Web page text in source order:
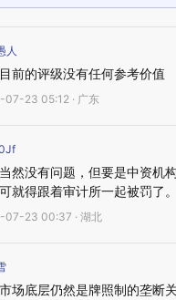
人
前的评级没有任何参考价值
07-23 05:12 · 广东
然没有问题，但要是中资机
就得跟着审计所一起被罚了。
07-23 00:37 · 湖北
场底层仍然是牌照制的垄